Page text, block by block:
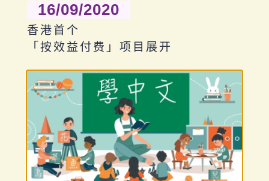
16/09/2020
香港首个
「按效益付费」项目展开